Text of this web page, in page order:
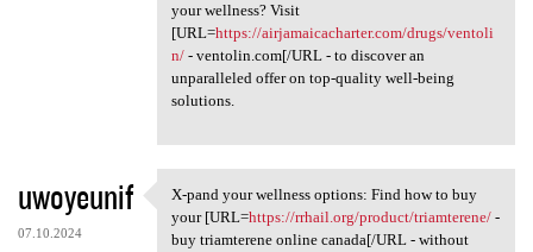
your wellness? Visit
[URL=https://airjamaicacharter.com/drugs/ventoli
n/- ventolin.com[/URL - to discover an
unparalleled offer on top-quality well-being
solutions.
uwoyeunif
07.10.2024
X-pand your wellness options:
X-pand your wellness options: Find how to buy
your [URL=https://rrhail.org/product/triamterene/-
buy triamterene online canada[/URL - without